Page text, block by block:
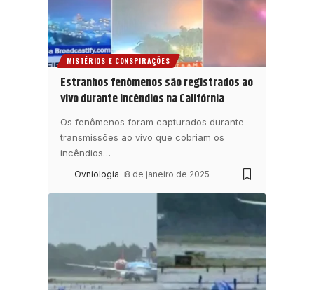
MISTÉRIOS E CONSPIRAÇÕES
Estranhos fenômenos são registrados ao
vivo durante incêndios na Califórnia
Os fenômenos foram capturados durante
transmissões ao vivo que cobriam os
incêndios…
Ovniologia 8 de janeiro de 2025